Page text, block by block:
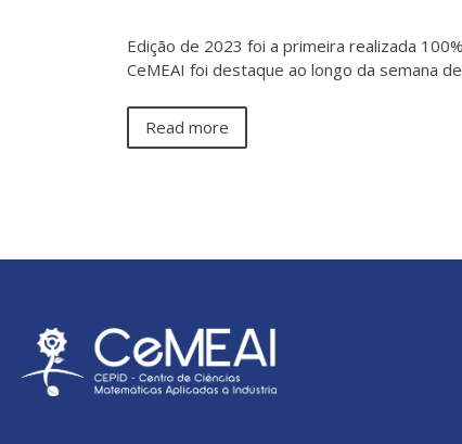
Edição de 2023 foi a primeira realizada
CeMEAI foi destaque ao longo da semana
Read more